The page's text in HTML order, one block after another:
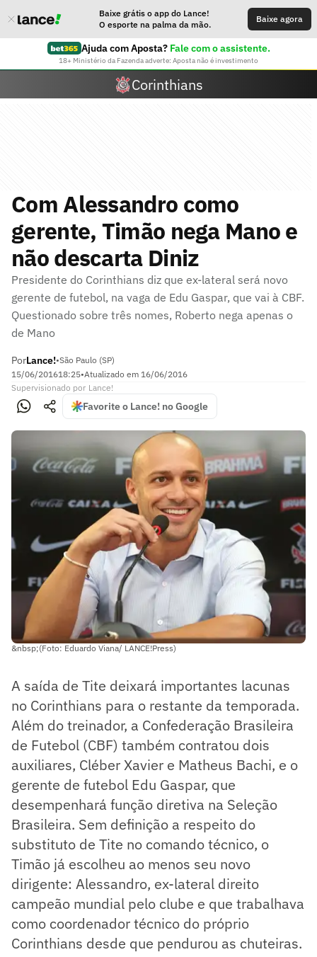
Baixe grátis o app do Lance!
O esporte na palma da mão.
Baixe agora
Ajuda com Aposta? Fale com o assistente.
18+ Ministério da Fazenda adverte: Aposta não é investimento
Corinthians
Com Alessandro como
gerente, Timão nega Mano e
não descarta Diniz
Presidente do Corinthians diz que ex-lateral será novo
gerente de futebol, na vaga de Edu Gaspar, que vai à CBF.
Questionado sobre três nomes, Roberto nega apenas o
de Mano
PorLance!•São Paulo (SP)
15/06/201618:25•Atualizado em 16/06/2016
Supervisionado por Lance!
Favorite o Lance! no Google
&nbsp;(Foto: Eduardo Viana/ LANCE!Press)
A saída de Tite deixará importantes lacunas
no Corinthians para o restante da temporada.
Além do treinador, a Confederação Brasileira
de Futebol (CBF) também contratou dois
auxiliares, Cléber Xavier e Matheus Bachi, e o
gerente de futebol Edu Gaspar, que
desempenhará função diretiva na Seleção
Brasileira. Sem definição a respeito do
substituto de Tite no comando técnico, o
Timão já escolheu ao menos seu novo
dirigente: Alessandro, ex-lateral direito
campeão mundial pelo clube e que trabalhava
como coordenador técnico do próprio
Corinthians desde que pendurou as chuteiras.